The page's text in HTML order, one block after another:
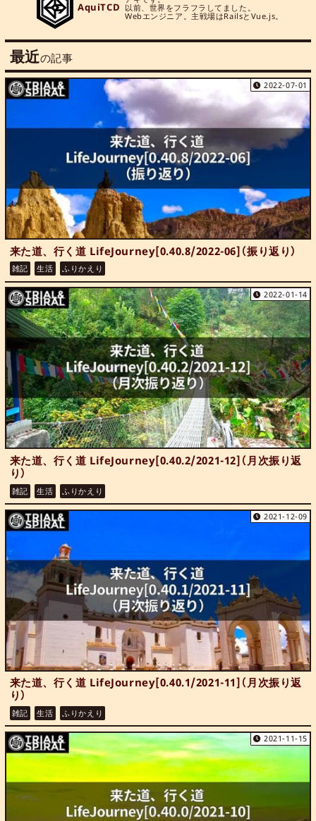
AquiTCD
以前、世界をフラフラしてました。
Webエンジニア。主戦場はRailsとVue.js。
最近の記事
2022-07-01
来た道、行く道 LifeJourney[0.40.8/2022-06]（振り返り）
雑記 生活 ふりかえり
2022-01-14
来た道、行く道 LifeJourney[0.40.2/2021-12]（月次振り返
り）
雑記 生活 ふりかえり
2021-12-09
来た道、行く道 LifeJourney[0.40.1/2021-11]（月次振り返
り）
雑記 生活 ふりかえり
2021-11-15